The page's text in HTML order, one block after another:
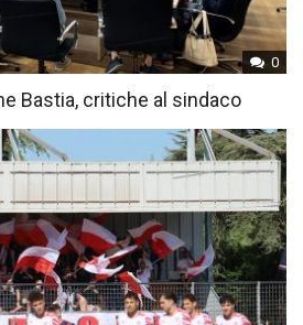
0
Bastia, critiche al sindaco